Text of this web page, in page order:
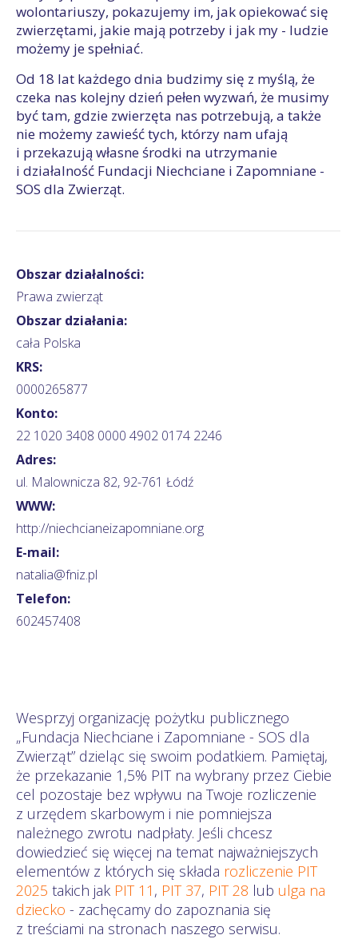
wolontariuszy, pokazujemy im, jak opiekować się
zwierzętami, jakie mają potrzeby i jak my - ludzie
możemy je spełniać.
Od 18 lat każdego dnia budzimy się z myślą, że
czeka nas kolejny dzień pełen wyzwań, że musimy
być tam, gdzie zwierzęta nas potrzebują, a także
nie możemy zawieść tych, którzy nam ufają
i przekazują własne środki na utrzymanie
i działalność Fundacji Niechciane i Zapomniane -
SOS dla Zwierząt.
Obszar działalności:
Prawa zwierząt
Obszar działania:
cała Polska
KRS:
0000265877
Konto:
22 1020 3408 0000 4902 0174 2246
Adres:
ul. Malownicza 82, 92-761 Łódź
WWW:
http://niechcianeizapomniane.org
E-mail:
natalia@fniz.pl
Telefon:
602457408
Wesprzyj organizację pożytku publicznego
„Fundacja Niechciane i Zapomniane - SOS dla
Zwierząt” dzieląc się swoim podatkiem. Pamiętaj,
że przekazanie 1,5% PIT na wybrany przez Ciebie
cel pozostaje bez wpływu na Twoje rozliczenie
z urzędem skarbowym i nie pomniejsza
należnego zwrotu nadpłaty. Jeśli chcesz
dowiedzieć się więcej na temat najważniejszych
elementów z których się składa rozliczenie PIT
2025 takich jak PIT 11 , PIT 37, PIT 28 lub ulga na
dziecko - zachęcamy do zapoznania się
z treściami na stronach naszego serwisu.